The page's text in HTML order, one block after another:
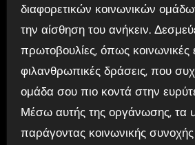
διαφορετικών κοινωνικών
την αίσθηση του ανήκειν.
πρωτοβουλίες, όπως κοινωνικές
φιλανθρωπικές δράσεις, που
ομάδα σου πιο κοντά στην
Μέσω αυτής της οργάνωσης, τα
παράγοντας κοινωνικής συνοχής